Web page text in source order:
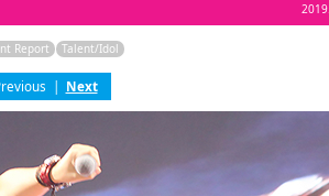
Report Talent/Idol
| Next